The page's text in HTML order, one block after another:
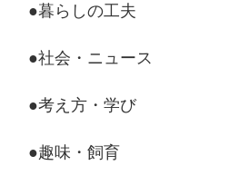
●暮らしの工夫
●社会・ニュース
●考え方・学び
●趣味・飼育